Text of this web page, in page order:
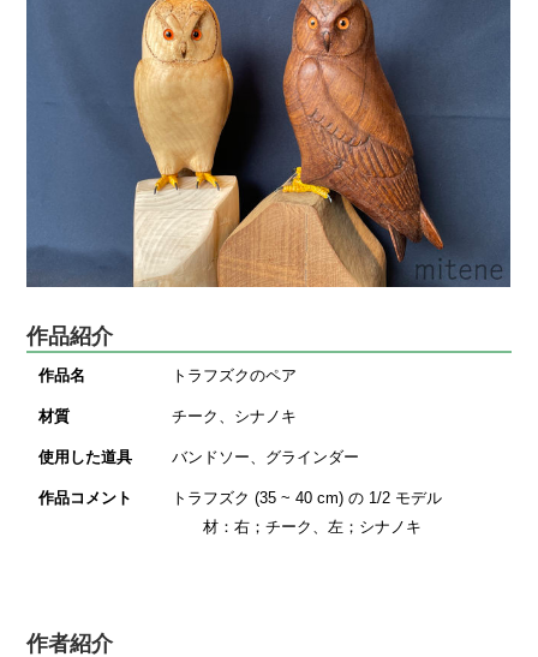
作品紹介
作品名 トラフズクのペア
材質 チーク、シナノキ
使用した道具 バンドソー、グラインダー
作品コメント
トラフズク (35 ~ 40 cm) の 1/2 モデル
材：右；チーク、左；シナノキ
作者紹介